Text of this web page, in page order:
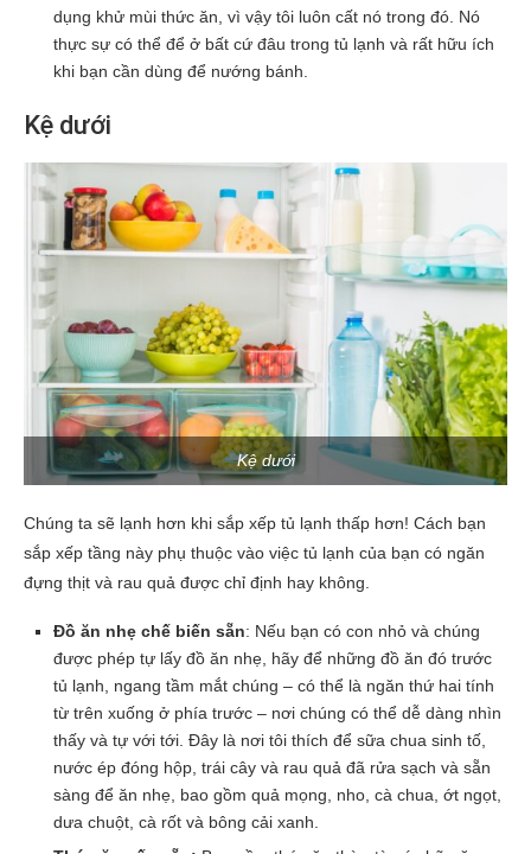
dụng khử mùi thức ăn, vì vậy tôi luôn cất nó trong đó. Nó
thực sự có thể để ở bất cứ đâu trong tủ lạnh và rất hữu ích
khi bạn cần dùng để nướng bánh.
Kệ dưới
Kệ dưới
Chúng ta sẽ lạnh hơn khi sắp xếp tủ lạnh thấp hơn! Cách bạn
sắp xếp tầng này phụ thuộc vào việc tủ lạnh của bạn có ngăn
đựng thịt và rau quả được chỉ định hay không.
Đồ ăn nhẹ chế biến sẵn: Nếu bạn có con nhỏ và chúng
được phép tự lấy đồ ăn nhẹ, hãy để những đồ ăn đó trước
tủ lạnh, ngang tầm mắt chúng – có thể là ngăn thứ hai tính
từ trên xuống ở phía trước – nơi chúng có thể dễ dàng nhìn
thấy và tự với tới. Đây là nơi tôi thích để sữa chua sinh tố,
nước ép đóng hộp, trái cây và rau quả đã rửa sạch và sẵn
sàng để ăn nhẹ, bao gồm quả mọng, nho, cà chua, ớt ngọt,
dưa chuột, cà rốt và bông cải xanh.